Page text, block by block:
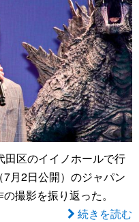
区のイイノホールで行
月2日公開）のジャパン
撮影を振り返った。
続きを読む